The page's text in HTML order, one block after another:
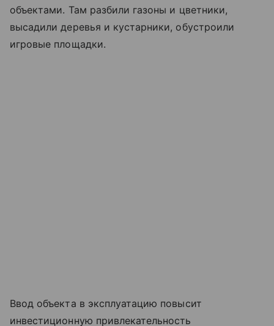
объектами. Там разбили газоны и цветники,
высадили деревья и кустарники, обустроили
игровые площадки.
Ввод объекта в эксплуатацию повысит
инвестиционную привлекательность